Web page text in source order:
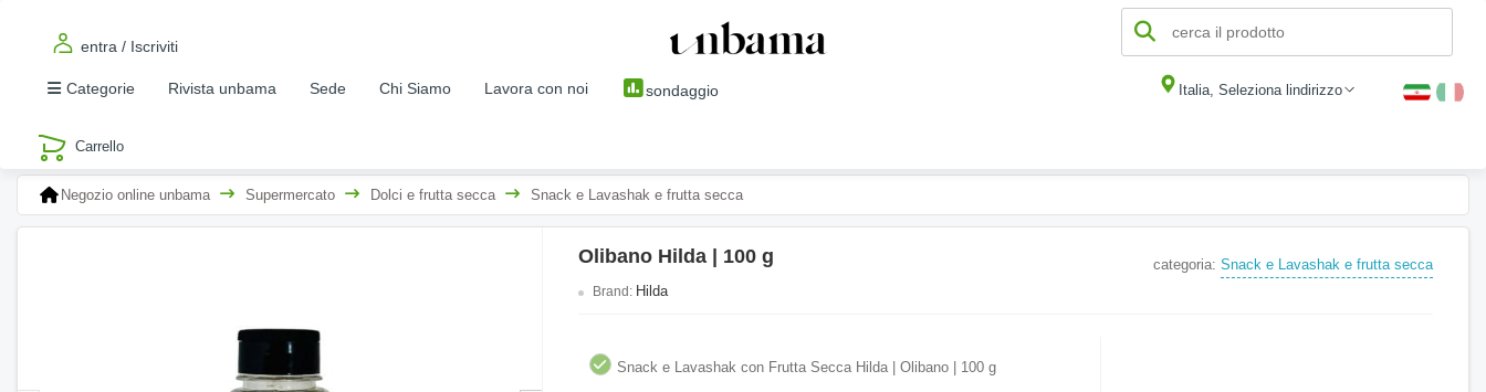
entra / Iscriviti
Categorie Rivista unbama Sede Chi Siamo Lavora con noi sondaggio Italia, Seleziona lindirizzo
Negozio online unbama Supermercato Dolci e frutta secca Snack e Lavashak e frutta secca
Olibano Hilda | 100 g
Brand: Hilda
categoria: Snack e Lavashak e frutta secca
Snack e Lavashak con Frutta Secca Hilda | Olibano | 100 g